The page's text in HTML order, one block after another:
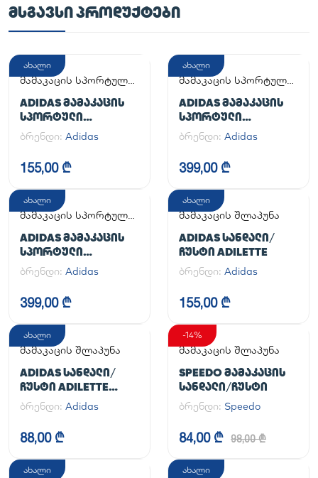
ᲛᲡᲒᲐᲕᲡᲘ ᲞᲠᲝᲓᲣᲥᲢᲔᲑᲘ
ახალი
მამაკაცის სპორტული
ADIDAS ᲛᲐᲛᲐᲙᲐᲪᲘᲡ
ᲡᲞᲝᲠᲢᲣᲚᲘ
ᲤᲔᲮᲡᲐᲪᲛᲔᲚᲘ
ADILETTE
ბრენდი: Adidas
155,00 ₾
ახალი
მამაკაცის სპორტული
ADIDAS ᲛᲐᲛᲐᲙᲐᲪᲘᲡ
ᲡᲞᲝᲠᲢᲣᲚᲘ
ᲤᲔᲮᲡᲐᲪᲛᲔᲚᲘ
HANDBALL SPEZIAL
ბრენდი: Adidas
399,00 ₾
ახალი
მამაკაცის სპორტული
ADIDAS ᲛᲐᲛᲐᲙᲐᲪᲘᲡ
ᲡᲞᲝᲠᲢᲣᲚᲘ
ᲤᲔᲮᲡᲐᲪᲛᲔᲚᲘ
HANDBALL SPEZIAL
ბრენდი: Adidas
399,00 ₾
ახალი
მამაკაცის შლაპუნა
ADIDAS ᲡᲐᲜᲓᲐᲚᲘ/
ᲩᲣᲡᲢᲘ ADILETTE
ბრენდი: Adidas
155,00 ₾
ახალი
მამაკაცის შლაპუნა
ADIDAS ᲡᲐᲜᲓᲐᲚᲘ/
ᲩᲣᲡᲢᲘ ADILETTE
AQUA
ბრენდი: Adidas
88,00 ₾
-14%
მამაკაცის შლაპუნა
SPEEDO ᲛᲐᲛᲐᲙᲐᲪᲘᲡ
ᲡᲐᲜᲓᲐᲚᲘ/ᲩᲣᲡᲢᲘ
ბრენდი: Speedo
84,00 ₾ 98,00 ₾
ახალი ახალი